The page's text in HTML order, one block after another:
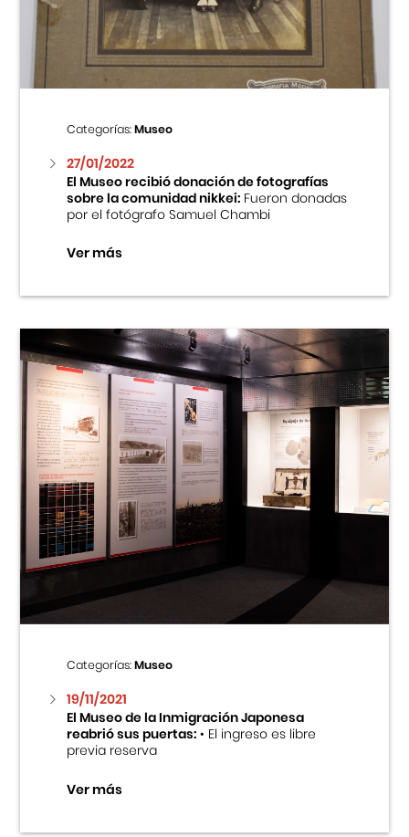
Centro Cultural Peruano Japonés
Museo de la Inmigración Japonesa
Fondo Editorial
Teatro Peruano Japonés
Categorías:Museo
27/01/2022
El Museo recibió donación de fotografías
sobre la comunidad nikkei:Fueron donadas
por el fotógrafo Samuel Chambi
Ver más
Categorías:Museo
19/11/2021
El Museo de la Inmigración Japonesa
reabrió sus puertas:• El ingreso es libre
previa reserva
Ver más